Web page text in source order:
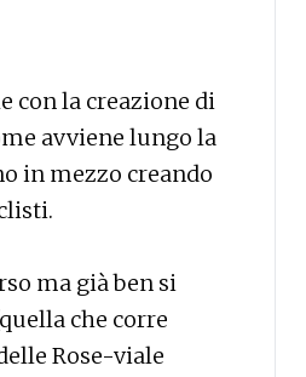
con la creazione di
avviene lungo la
in mezzo creando
ma già ben si
che corre
Rose-viale